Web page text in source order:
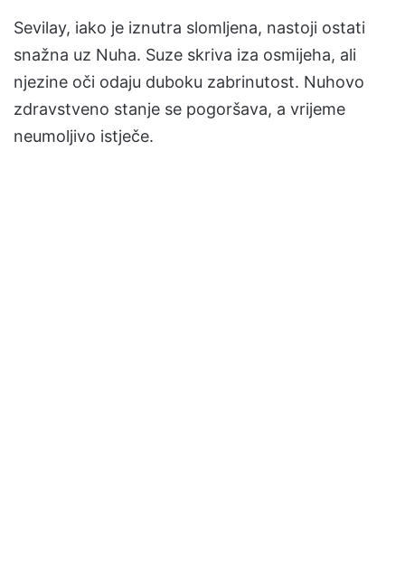
Sevilay, iako je iznutra slomljena, nastoji ostati
snažna uz Nuha. Suze skriva iza osmijeha, ali
njezine oči odaju duboku zabrinutost. Nuhovo
zdravstveno stanje se pogoršava, a vrijeme
neumoljivo istječe.